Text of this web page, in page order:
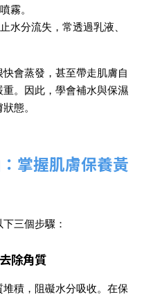
霧。
水分流失，常透過乳液、
會蒸發，甚至帶走肌膚自
。因此，學會補水與保濕
態。
掌握肌膚保養黃
三個步驟：
除角質
積，阻礙水分吸收。在保